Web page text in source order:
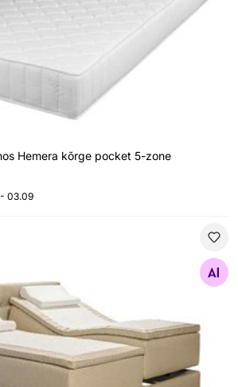
Hemera kõrge pocket 5-zone
03.09